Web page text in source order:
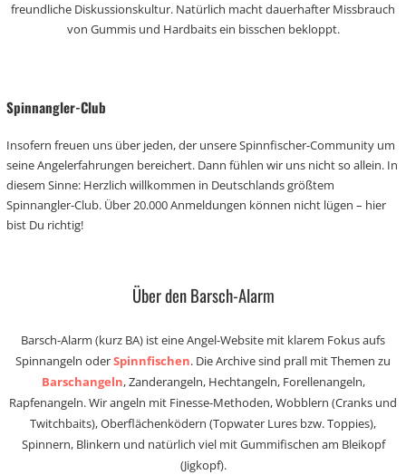
freundliche Diskussionskultur. Natürlich macht dauerhafter Missbrauch
von Gummis und Hardbaits ein bisschen bekloppt.
Spinnangler-Club
Insofern freuen uns über jeden, der unsere Spinnfischer-Community um
seine Angelerfahrungen bereichert. Dann fühlen wir uns nicht so allein. In
diesem Sinne: Herzlich willkommen in Deutschlands größtem
Spinnangler-Club. Über 20.000 Anmeldungen können nicht lügen – hier
bist Du richtig!
Über den Barsch-Alarm
Barsch-Alarm (kurz BA) ist eine Angel-Website mit klarem Fokus aufs
Spinnangeln oderSpinnfischen. Die Archive sind prall mit Themen zu
Barschangeln, Zanderangeln, Hechtangeln, Forellenangeln,
Rapfenangeln. Wir angeln mit Finesse-Methoden, Wobblern (Cranks und
Twitchbaits), Oberflächenködern (Topwater Lures bzw. Toppies),
Spinnern, Blinkern und natürlich viel mit Gummifischen am Bleikopf
(Jigkopf).